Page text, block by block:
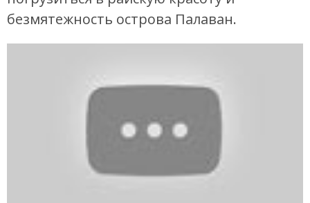
безмятежность острова Палаван.